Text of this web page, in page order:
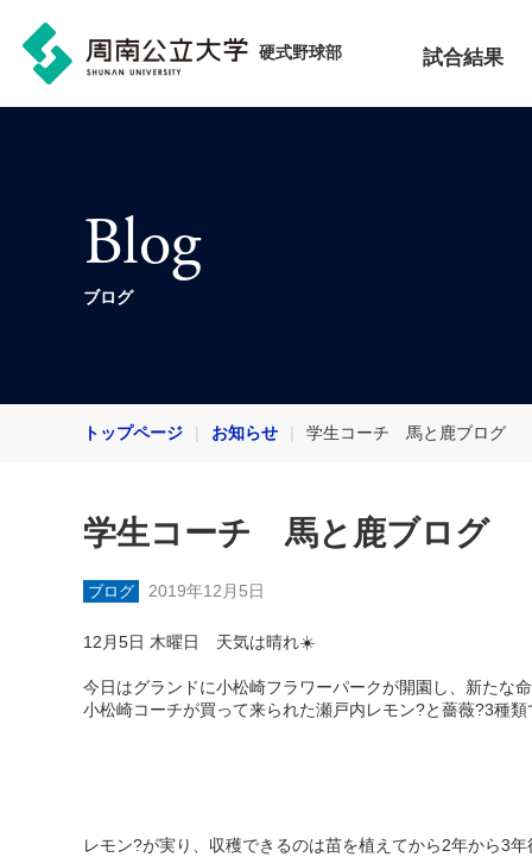
硬式野球部 試合結果
Blog
ブログ
トップページ お知らせ 学生コーチ 馬と鹿ブログ
学生コーチ 馬と鹿ブログ
ブログ 2019年12月5日
12月5日 木曜日 天気は晴れ☀️
今日はグランドに小松崎フラワーパークが開園し、新たな
小松崎コーチが買って来られた瀬戸内レモン?と薔薇?3種類
レモン?が実り、収穫できるのは苗を植えてから2年から3